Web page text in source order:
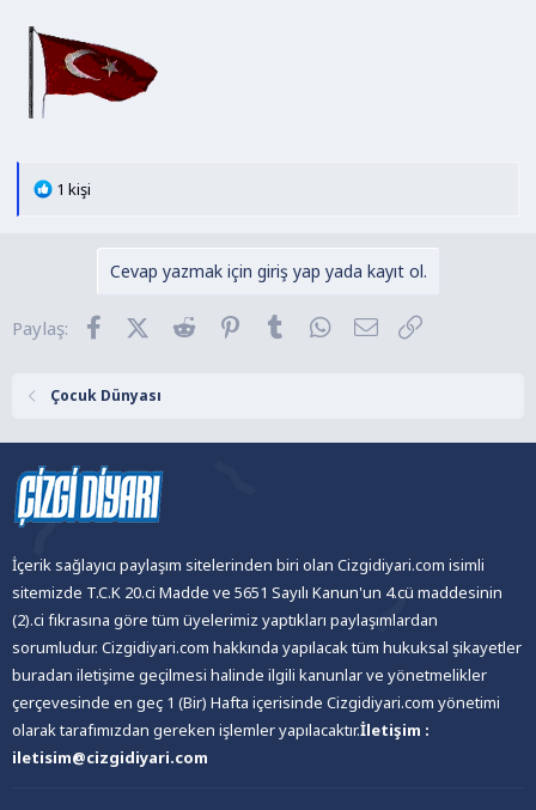
T
e
1 kişi
Cevap yazmak için giriş yap yada kayıt ol.
Paylaş: FacebookX (Twitter)
Reddit Pinterest
Tumblr WhatsApp
E-posta
Çocuk Dünyası
İçerik sağlayıcı paylaşım sitelerinden biri olan Cizgidiyari.com isimli
sitemizde T.C.K 20.ci Madde ve 5651 Sayılı Kanun'un 4.cü maddesinin
(2).ci fıkrasına göre tüm üyelerimiz yaptıkları paylaşımlardan
sorumludur. Cizgidiyari.com hakkında yapılacak tüm hukuksal şikayetler
buradan iletişime geçilmesi halinde ilgili kanunlar ve yönetmelikler
çerçevesinde en geç 1 (Bir) Hafta içerisinde Cizgidiyari.com yönetimi
olarak tarafımızdan gereken işlemler yapılacaktır.İletişim :
iletisim@cizgidiyari.com